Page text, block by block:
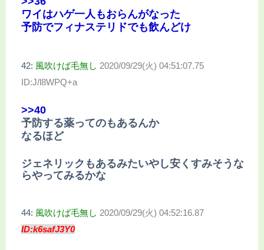
ワイはハゲ一人もおらんがなった
予防でフィナステリドでも飲んどけ
42: 風吹けば毛無し 2020/09/29(火) 04:51:07.75
ID:J/l8WPQ+a
>>40
予防する薬ってのもあるんか
なるほど
ジェネリックもあるみたいやし安くすみそうな
らやってみるかな
44: 風吹けば毛無し 2020/09/29(火) 04:52:16.87
ID:k6safJ3Y0